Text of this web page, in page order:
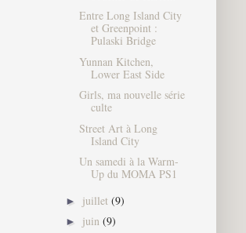
Entre Long Island City
et Greenpoint :
Pulaski Bridge
Yunnan Kitchen,
Lower East Side
Girls, ma nouvelle série
culte
Street Art à Long
Island City
Un samedi à la Warm-
Up du MOMA PS1
► juillet (9)
► juin (9)